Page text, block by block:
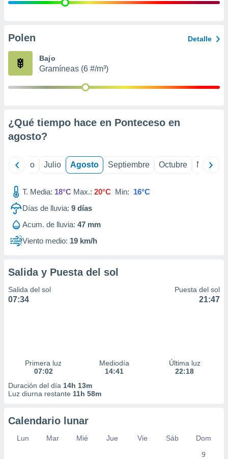
e
publicidad
Polen Detalle
Bajo
Gramíneas (6 #/m³)
¿Qué tiempo hace en Ponteceso en
agosto?
Junio Julio Agosto Septiembre Octubre
T. Media: 18°C Max.: 20°C Min: 16°C
Días de lluvia: 9 días
Acum. de lluvia: 47 mm
Viento medio: 19 km/h
Salida y Puesta del sol
Salida del sol
07:34
Puesta del sol
21:47
Primera luz
07:02
Mediodía
14:41
Última luz
22:18
Duración del día 14h 13m
Luz diurna restante 11h 58m
Calendario lunar
Lun Mar Mié Jue Vie Sáb
Dom
9